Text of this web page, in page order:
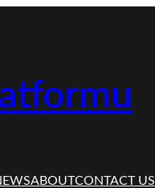
ABOUTCONTACT US